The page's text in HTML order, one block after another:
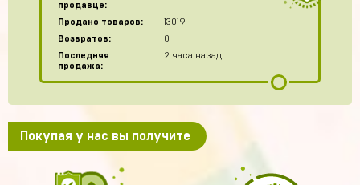
продавце:
Продано товаров:
13019
Возвратов:
0
Последняя
продажа:
2 часа назад
Покупая у нас вы получите